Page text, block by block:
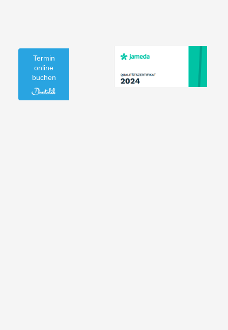
Termin
online
buchen